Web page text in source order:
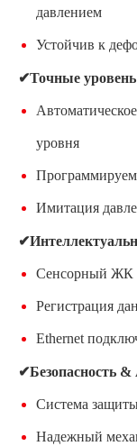
давлением
Устойчив к
✔Точные
уровня
Имитация
Сенсорный ЖК
Регистрация
Ethernet
✔Безопасность
Система
Надежный